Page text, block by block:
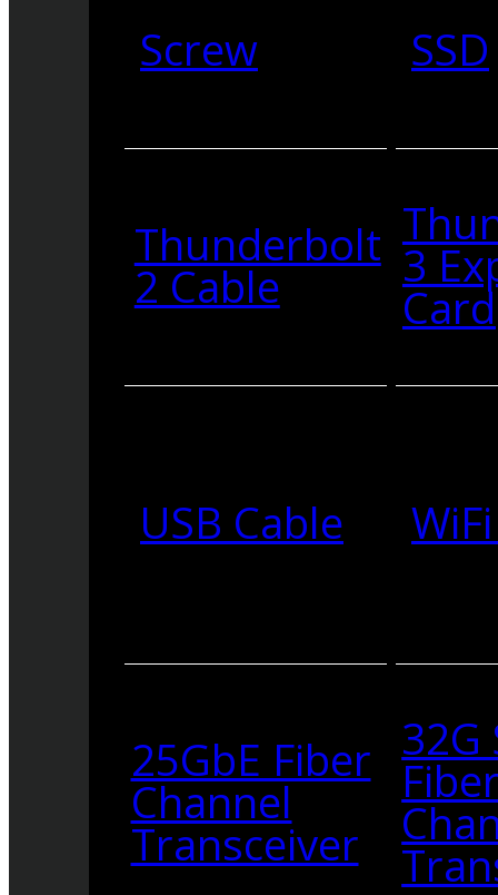
Screw SSD
Thunderbolt
2 Cable 3
Card
USB Cable
25GbE Fiber
Channel
Transceiver
32G